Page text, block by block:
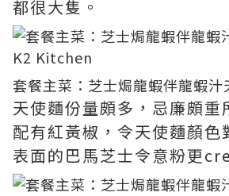
都很大隻。
套餐主菜：芝士焗龍蝦伴龍蝦汁
天使麵份量頗多，忌廉頗重
配有紅黃椒，令天使麵顏色
表面的巴馬芝士令意粉更